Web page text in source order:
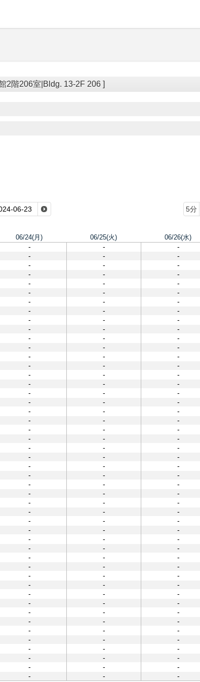
2階206室|Bldg. 13-2F 206 ]
5分
06/24(月) 06/25(火) 06/26(水)
- - -
- - -
- - -
- - -
- - -
- - -
- - -
- - -
- - -
- - -
- - -
- - -
- - -
- - -
- - -
- - -
- - -
- - -
- - -
- - -
- - -
- - -
- - -
- - -
- - -
- - -
- - -
- - -
- - -
- - -
- - -
- - -
- - -
- - -
- - -
- - -
- - -
- - -
- - -
- - -
- - -
- - -
- - -
- - -
- - -
- - -
- - -
- - -